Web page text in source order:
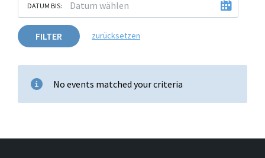
DATUM BIS:
FILTER zurücksetzen
No events matched your criteria